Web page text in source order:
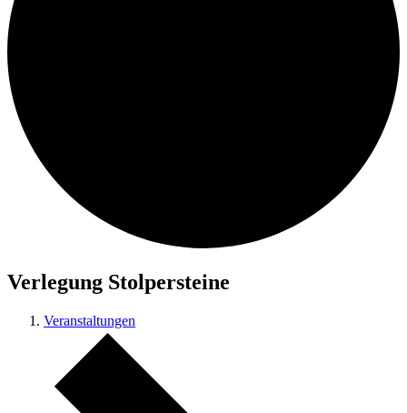
Verlegung Stolpersteine
Veranstaltungen